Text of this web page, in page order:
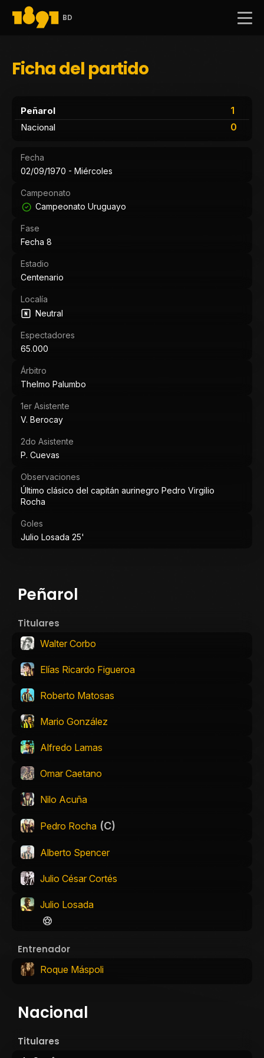
BD
Ficha del partido
Peñarol
1
0
Nacional
Fecha
02/09/1970 - Miércoles
Campeonato
Campeonato Uruguayo
Fase
Fecha 8
Estadio
Centenario
Localía
Neutral
Espectadores
65.000
Árbitro
Thelmo Palumbo
1er Asistente
V. Berocay
2do Asistente
P. Cuevas
Observaciones
Último clásico del capitán aurinegro Pedro Virgilio
Rocha
Goles
Julio Losada 25'
Peñarol
Titulares
Walter Corbo
Elías Ricardo Figueroa
Roberto Matosas
Mario González
Alfredo Lamas
Omar Caetano
Nilo Acuña
Pedro Rocha (C)
Alberto Spencer
Julio César Cortés
Julio Losada
Entrenador
Roque Máspoli
Nacional
Titulares